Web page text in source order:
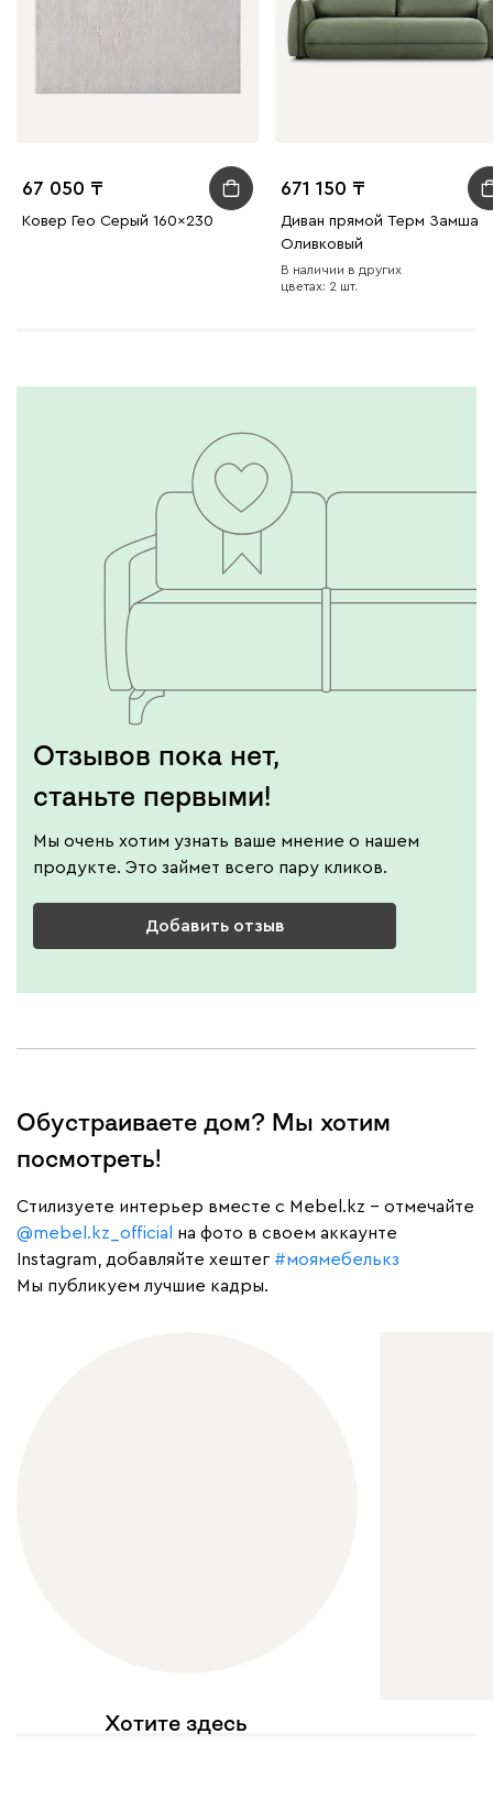
67 050
Ковер Гео Серый 160x230
671 150
Диван прямой Терм Замша
Оливковый
В наличии в других
цветах: 2 шт.
Отзывов пока нет,
станьте первыми!
Мы очень хотим узнать ваше мнение о нашем
продукте. Это займет всего пару кликов.
Добавить отзыв
Обустраиваете дом? Мы хотим
посмотреть!
Cтилизуете интерьер вместе с Mebel.kz – отмечайте
@mebel.kz_official
на фото в своем аккаунте
Instagram, добавляйте хештег #моямебелькз
Мы публикуем лучшие кадры.
Хотите здесь